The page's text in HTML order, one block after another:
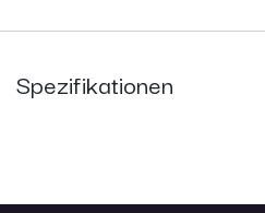
Spezifikationen